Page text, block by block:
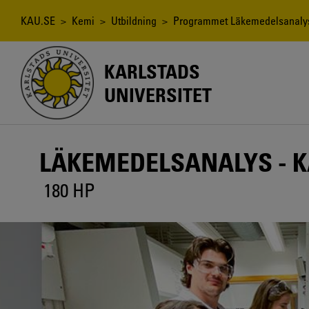
Länkstig
KAU.SE > Kemi > Utbildning > Programmet
KARLSTADS
UNIVERSITET
LÄKEMEDELSANALYS -
180 HP